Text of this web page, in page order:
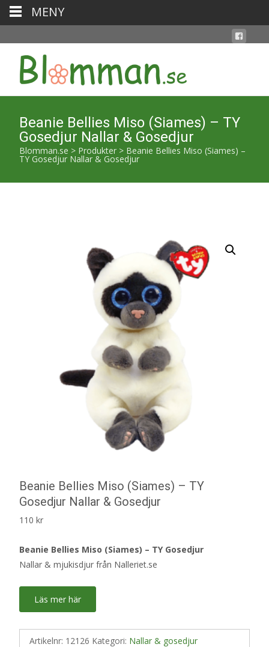
Beanie Bellies Miso (Siames) – TY
Gosedjur Nallar & Gosedjur
Blomman.se > Produkter > Beanie Bellies Miso (Siames) –
TY Gosedjur Nallar & Gosedjur
Beanie Bellies Miso (Siames) – TY
Gosedjur Nallar & Gosedjur
110 kr
Beanie Bellies Miso (Siames) – TY Gosedjur
Nallar & mjukisdjur från Nalleriet.se
Läs mer här
Artikelnr: 12126 Kategori: Nallar & gosedjur
MENY